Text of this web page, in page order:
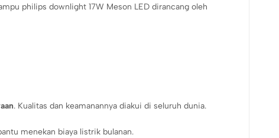
philips downlight 17W Meson LED dirancang oleh
. Kualitas dan keamanannya diakui di seluruh dunia.
menekan biaya listrik bulanan.